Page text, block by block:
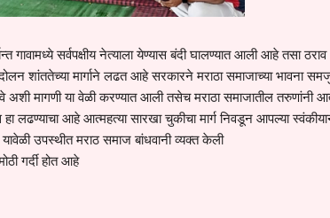
गावामध्ये सर्वपक्षीय नेत्याला येण्यास बंदी घालण्यात आली आहे तसा ठराव
शांततेच्या मार्गाने लढत आहे सरकारने मराठा समाजाच्या भावना
मागणी या वेळी करण्यात आली तसेच मराठा समाजातील तरुणांनी
लढण्याचा आहे आत्महत्या सारखा चुकीचा मार्ग निवडून आपल्या
उपस्थीत मराठ समाज बांधवानी व्यक्त केली
गर्दी होत आहे